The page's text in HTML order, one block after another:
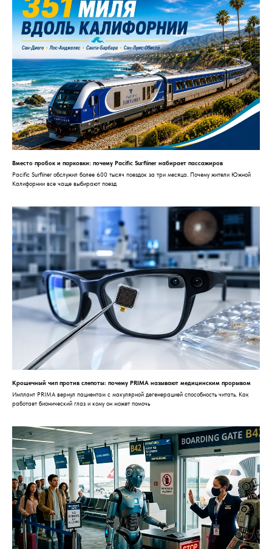
Вместо пробок и парковки: почему Pacific Surfliner набирает пассажиров
Pacific Surfliner обслужил более 600 тысяч поездок за три месяца. Почему жители Южной
Калифорнии все чаще выбирают поезд
Крошечный чип против слепоты: почему PRIMA называют медицинским прорывом
Имплант PRIMA вернул пациентам с макулярной дегенерацией способность читать. Как
работает бионический глаз и кому он может помочь